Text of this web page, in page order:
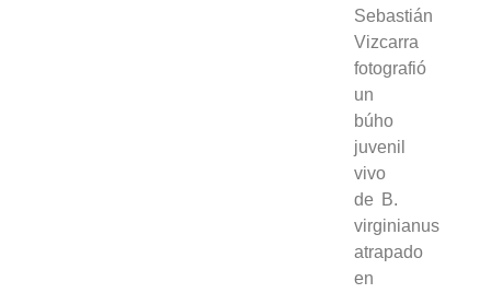
Sebastián
Vizcarra
fotografió
un
búho
juvenil
vivo
de B.
virginianus
atrapado
en